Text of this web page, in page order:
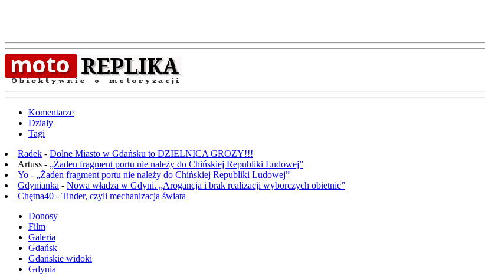
Komentarze
Działy
Tagi
Radek - Dolne Miasto w Gdańsku to DZIELNICA GROZY!!!
Artuss - „Żaden fragment portu nie należy do Chińskiej Republiki Ludowej”
Yo - „Żaden fragment portu nie należy do Chińskiej Republiki Ludowej”
Gdynianka - Nowa władza w Gdyni. „Arogancja i brak realizacji wyborczych obietnic”
Chętna40 - Tinder, czyli mechanizacja świata
Donosy
Film
Galeria
Gdańsk
Gdańskie widoki
Gdynia